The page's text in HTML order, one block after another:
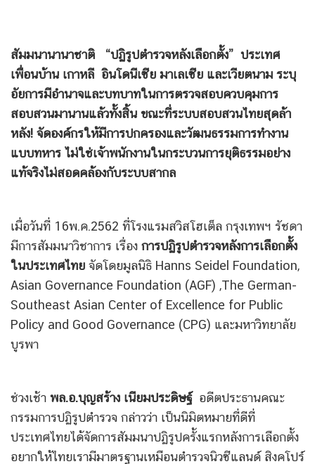
สัมมนานานาชาติ “ปฏิรูปตำรวจหลังเลือกตั้ง” ประเทศ
เพื่อนบ้าน เกาหลี อินโดนีเซีย มาเลเซีย และเวียตนาม ระบุ
อัยการมีอำนาจและบทบาทในการตรวจสอบควบคุมการ
สอบสวนมานานแล้วทั้งสิ้น ขณะที่ระบบสอบสวนไทยสุดล้า
หลัง! จัดองค์กรให้มีการปกครองและวัฒนธรรมการทำงาน
แบบทหาร ไม่ใช่เจ้าพนักงานในกระบวนการยุติธรรมอย่าง
แท้จริงไม่สอดคล้องกับระบบสากล
เมื่อวันที่ 16พ.ค.2562 ที่โรงแรมสวิสโฮเต็ล กรุงเทพฯ รัชดา
มีการสัมมนาวิชาการ เรื่อง การปฏิรูปตำรวจหลังการเลือกตั้ง
ในประเทศไทย จัดโดยมูลนิธิ Hanns Seidel Foundation,
Asian Governance Foundation (AGF) ,The German-
Southeast Asian Center of Excellence for Public
Policy and Good Governance (CPG) และมหาวิทยาลัย
บูรพา
ช่วงเช้า พล.อ.บุญสร้าง เนียมประดิษฐ์อดีตประธานคณะ
กรรมการปฏิรูปตำรวจ กล่าวว่า เป็นนิมิตหมายที่ดีที่
ประเทศไทยได้จัดการสัมมนาปฏิรูปครั้งแรกหลังการเลือกตั้ง
อยากให้ไทยเรามีมาตรฐานเหมือนตำรวจนิวซีแลนด์ สิงคโปร์